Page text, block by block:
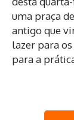
uma praça
antigo que
lazer para
para a